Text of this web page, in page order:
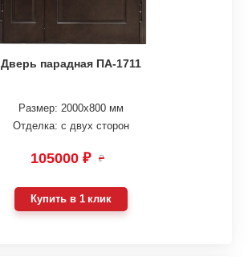
Дверь парадная ПА-1711
Размер: 2000х800 мм
Отделка: с двух сторон
105000 ₽ ₽
Купить в 1 клик